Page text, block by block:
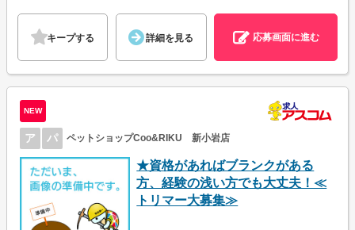
キープする 詳細を見る 応募画面に進む
NEW
ア パ ペットショップCoo&RIKU 新小岩店
★資格があればブランクがある
方、経験の浅い方でも大丈夫！≪
トリマー大募集≫